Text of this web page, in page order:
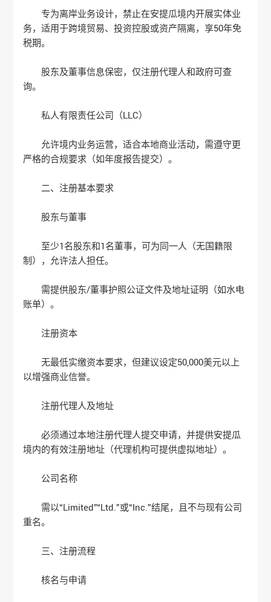
专为离岸业务设计，禁止在安提瓜境内开展实体业
务，适用于跨境贸易、投资控股或资产隔离，享50年免
税期‌。
股东及董事信息保密，仅注册代理人和政府可查
询‌。
‌私人有限责任公司（LLC）‌
允许境内业务运营，适合本地商业活动，需遵守更
严格的合规要求（如年度报告提交）‌。
‌二、注册基本要求‌
‌股东与董事‌
至少1名股东和1名董事，可为同一人（无国籍限
制），允许法人担任‌。
需提供股东/董事护照公证文件及地址证明（如水电
账单）‌。
‌注册资本‌
无最低实缴资本要求，但建议设定50,000美元以上
以增强商业信誉‌。
‌注册代理人及地址‌
必须通过本地注册代理人提交申请，并提供安提瓜
境内的有效注册地址（代理机构可提供虚拟地址）‌。
‌公司名称‌
需以“Limited”“Ltd.”或“Inc.”结尾，且不与现有公司
重名‌。
‌三、注册流程‌
‌核名与申请‌